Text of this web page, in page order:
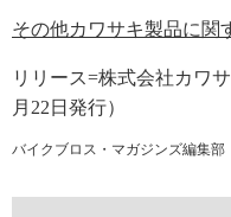
その他カワサキ製品に関
リリース=株式会社カワ
月22日発行）
バイクブロス・マガジンズ編集部